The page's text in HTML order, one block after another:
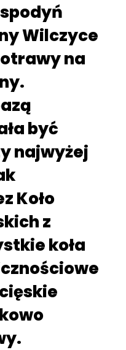
Wilczyce
na
być
najwyżej
Koło
z
koła